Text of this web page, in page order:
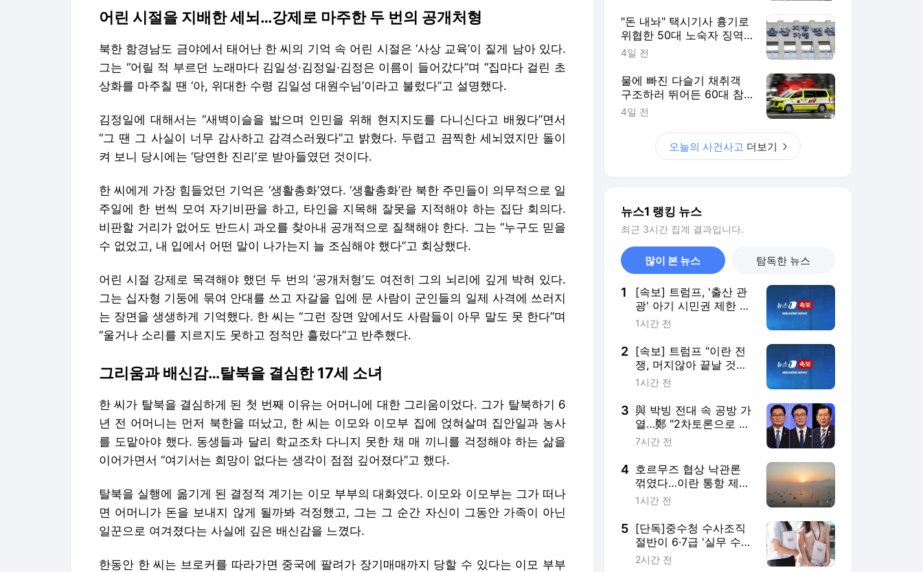
어린 시절을 지배한 세뇌…강제로 마주한 두 번의 공개처형
북한 함경남도 금야에서 태어난 한 씨의 기억 속 어린 시절은 ‘사상 교육’이 짙게 남아 있다.
그는 “어릴 적 부르던 노래마다 김일성·김정일·김정은 이름이 들어갔다”며 “집마다 걸린 초
상화를 마주칠 땐 ‘아, 위대한 수령 김일성 대원수님’이라고 불렀다”고 설명했다.
김정일에 대해서는 “새벽이슬을 밟으며 인민을 위해 현지지도를 다니신다고 배웠다”면서
“그 땐 그 사실이 너무 감사하고 감격스러웠다”고 밝혔다. 두렵고 끔찍한 세뇌였지만 돌이
켜 보니 당시에는 ‘당연한 진리’로 받아들였던 것이다.
한 씨에게 가장 힘들었던 기억은 ‘생활총화’였다. ‘생활총화’란 북한 주민들이 의무적으로 일
주일에 한 번씩 모여 자기비판을 하고, 타인을 지목해 잘못을 지적해야 하는 집단 회의다.
비판할 거리가 없어도 반드시 과오를 찾아내 공개적으로 질책해야 한다. 그는 “누구도 믿을
수 없었고, 내 입에서 어떤 말이 나가는지 늘 조심해야 했다”고 회상했다.
어린 시절 강제로 목격해야 했던 두 번의 ‘공개처형’도 여전히 그의 뇌리에 깊게 박혀 있다.
그는 십자형 기둥에 묶여 안대를 쓰고 자갈을 입에 문 사람이 군인들의 일제 사격에 쓰러지
는 장면을 생생하게 기억했다. 한 씨는 “그런 장면 앞에서도 사람들이 아무 말도 못 한다”며
“울거나 소리를 지르지도 못하고 정적만 흘렀다”고 반추했다.
그리움과 배신감…탈북을 결심한 17세 소녀
한 씨가 탈북을 결심하게 된 첫 번째 이유는 어머니에 대한 그리움이었다. 그가 탈북하기 6
년 전 어머니는 먼저 북한을 떠났고, 한 씨는 이모와 이모부 집에 얹혀살며 집안일과 농사
를 도맡아야 했다. 동생들과 달리 학교조차 다니지 못한 채 매 끼니를 걱정해야 하는 삶을
이어가면서 “여기서는 희망이 없다는 생각이 점점 깊어졌다”고 했다.
탈북을 실행에 옮기게 된 결정적 계기는 이모 부부의 대화였다. 이모와 이모부는 그가 떠나
면 어머니가 돈을 보내지 않게 될까봐 걱정했고, 그는 그 순간 자신이 그동안 가족이 아닌
일꾼으로 여겨졌다는 사실에 깊은 배신감을 느꼈다.
한동안 한 씨는 브로커를 따라가면 중국에 팔려가 장기매매까지 당할 수 있다는 이모 부부
"돈 내놔" 택시기사 흉기로
위협한 50대 노숙자 징역
2년
4일 전
물에 빠진 다슬기 채취객
구조하러 뛰어든 60대 참
변…익수자는 회복
4일 전
오늘의 사건사고 더보기
뉴스1 랭킹 뉴스
최근 3시간 집계 결과입니다.
많이 본 뉴스 탐독한 뉴스
1
[속보] 트럼프, '출산 관
광' 아기 시민권 제한 행
정명령 서명
1시간 전
2 [속보] 트럼프 "이란 전
쟁, 머지않아 끝날 것으
로 생각"
1시간 전
3 與 박빙 전대 속 공방 가
열…鄭 "2차토론으로 게
임 끝" 金 "제가 과반"
7시간 전
4 호르무즈 협상 낙관론
꺾였다…이란 통항 제한
안에 국제유가 4% 급등
1시간 전
5 [단독]중수청 수사조직
절반이 6·7급 '실무 수사
관'…7급 663명 최다
2시간 전